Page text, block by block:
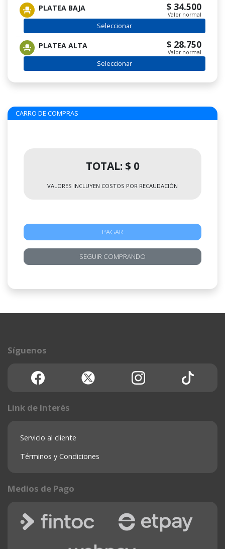
PLATEA BAJA $ 34.500
Valor normal
Seleccionar
PLATEA ALTA $ 28.750
Valor normal
Seleccionar
CARRO DE COMPRAS
TOTAL: $ 0
VALORES INCLUYEN COSTOS POR RECAUDACIÓN
SEGUIR COMPRANDO
PAGAR
Síguenos
Link de Interés
Servicio al cliente
Términos y Condiciones
Medios de Pago